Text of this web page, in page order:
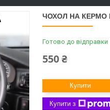
ЧОХОЛ НА КЕРМО
Готово до відправки
550 ₴
Купити
Купити з